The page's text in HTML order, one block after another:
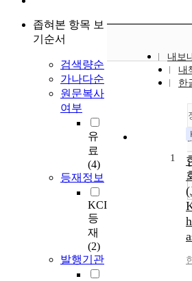
좁혀본 항목 보
기순서
검색량순
가나다순
원문복사
여부
유
료
(4)
등재정보
KCI
등
재
(2)
발행기관
내보
내
한
1